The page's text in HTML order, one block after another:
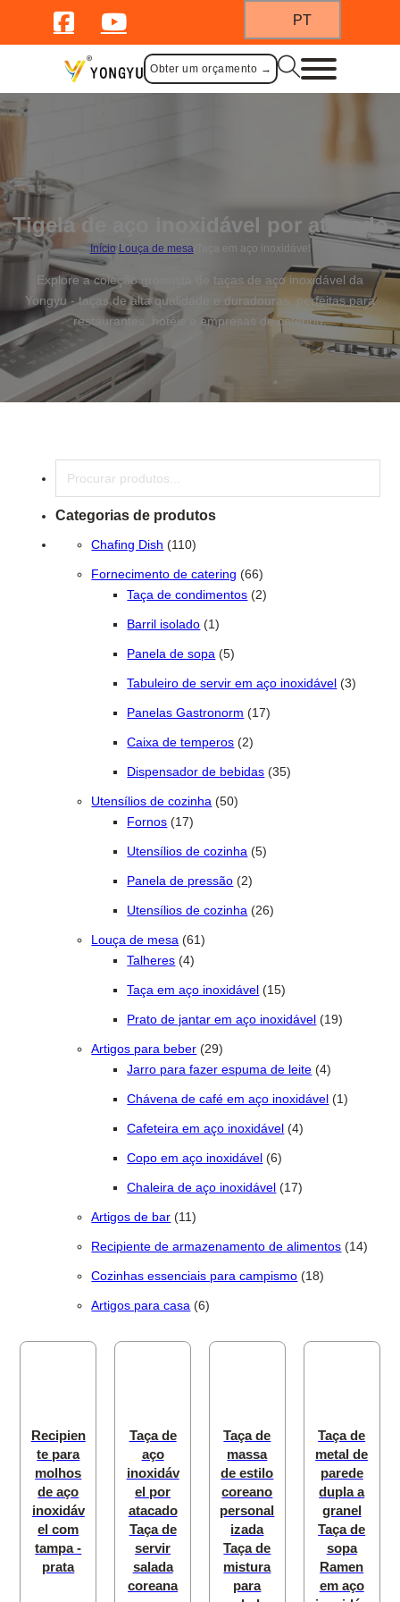
PT
Obter um orçamento →
Tigela de aço inoxidável por atacado
Início/ Louça de mesa/ Taça em aço inoxidável
Explore a coleção grossista de taças de aço inoxidável da
Yongyu - taças de alta qualidade e duradouras, perfeitas para
restaurantes, hotéis e empresas de catering.
Categorias de produtos
Chafing Dish 110110 produtos
Fornecimento de catering 6666 produtos
Taça de condimentos
22 produtos
Barril isolado 11 produto
Panela de sopa 55 produtos
Tabuleiro de servir em aço inoxidável 33
Panelas Gastronorm 1717 produtos
Caixa de temperos 22 produtos
Dispensador de bebidas 3535 produtos
Utensílios de cozinha 5050 produtos
Fornos
1717 produtos
Utensílios de cozinha 55 produtos
Panela de pressão 22 produtos
Utensílios de cozinha 2626 produtos
Louça de mesa 6161 produtos
Talheres 44 produtos
Taça em aço inoxidável 1515 produtos
Prato de jantar em aço inoxidável 1919
Artigos para beber 2929 produtos
Jarro para fazer espuma de leite 44 produtos
Chávena de café em aço inoxidável 11 produto
Cafeteira em aço inoxidável 44 produtos
Copo em aço inoxidável 66 produtos
Chaleira de aço inoxidável 1717 produtos
Artigos de bar 1111 produtos
Recipiente de armazenamento de alimentos 1414
Cozinhas essenciais para campismo 1818 produtos
Artigos para casa 66 produtos
Recipien
te para
molhos
de aço
inoxidáv
el com
tampa -
prata
Taça de
aço
inoxidáv
el por
atacado
Taça de
servir
salada
coreana
Taça de
massa
de estilo
coreano
personal
izada
Taça de
mistura
para
Taça de
metal de
parede
dupla a
granel
Taça de
sopa
Ramen
em aço